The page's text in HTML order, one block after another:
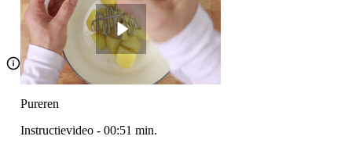
Pureren
Instructievideo - 00:51 min.